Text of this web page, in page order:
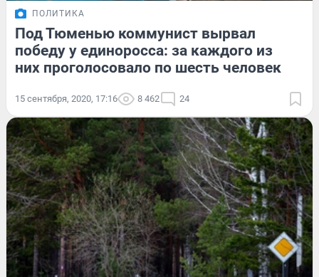
ПОЛИТИКА
Под Тюменью коммунист вырвал
победу у единоросса: за каждого из
них проголосовало по шесть человек
15 сентября, 2020, 17:16 8 462 24